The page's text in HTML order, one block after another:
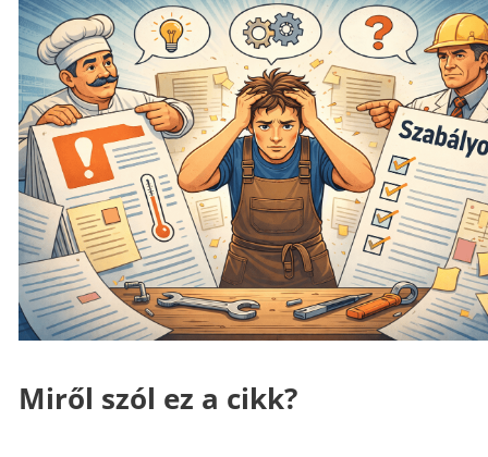
Miről szól ez a cikk?